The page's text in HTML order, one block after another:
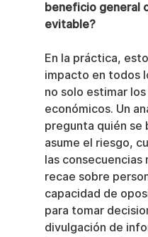
beneficio general
evitable?
En la práctica,
impacto en todos
no solo estimar
económicos. Un
pregunta quién se
asume el riesgo,
las consecuencias
recae sobre
capacidad de
para tomar
divulgación de